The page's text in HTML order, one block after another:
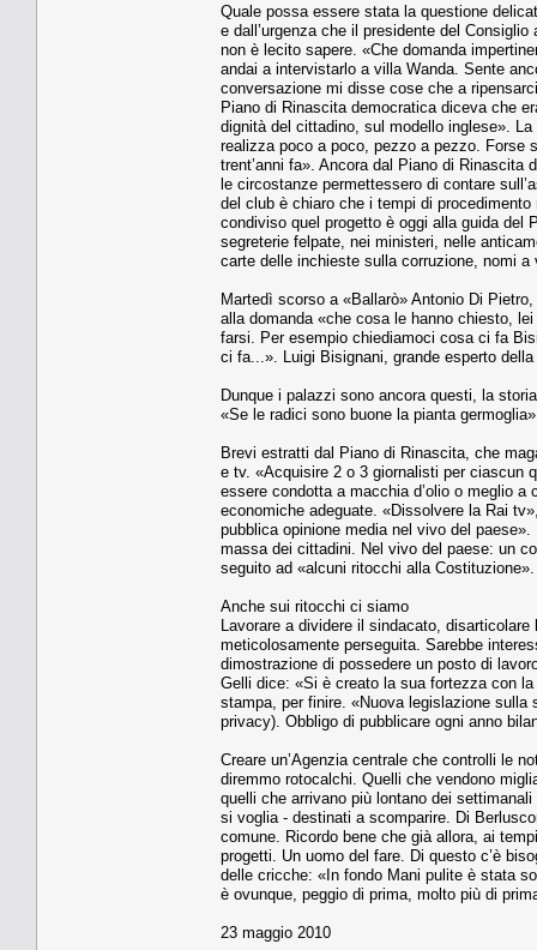
Quale possa essere stata la questione
e dall’urgenza che il presidente del
non è lecito sapere. «Che domanda
andai a intervistarlo a villa Wanda. Sente
conversazione mi disse cose che a
Piano di Rinascita democratica diceva che
dignità del cittadino, sul modello inglese».
realizza poco a poco, pezzo a pezzo. Forse
trent’anni fa». Ancora dal Piano di
le circostanze permettessero di contare
del club è chiaro che i tempi di
condiviso quel progetto è oggi alla guida del
segreterie felpate, nei ministeri, nelle
carte delle inchieste sulla corruzione, nomi
Martedì scorso a «Ballarò» Antonio Di
alla domanda «che cosa le hanno chiesto,
farsi. Per esempio chiediamoci cosa ci fa
ci fa...». Luigi Bisignani, grande esperto
Dunque i palazzi sono ancora questi, la
«Se le radici sono buone la pianta
Brevi estratti dal Piano di Rinascita, che
e tv. «Acquisire 2 o 3 giornalisti per ciascun
essere condotta a macchia d’olio o meglio
economiche adeguate. «Dissolvere la Rai
pubblica opinione media nel vivo del
massa dei cittadini. Nel vivo del paese: un
seguito ad «alcuni ritocchi alla Costituzione».
Anche sui ritocchi ci siamo
Lavorare a dividere il sindacato,
meticolosamente perseguita. Sarebbe
dimostrazione di possedere un posto di
Gelli dice: «Si è creato la sua fortezza con
stampa, per finire. «Nuova legislazione
privacy). Obbligo di pubblicare ogni anno
Creare un’Agenzia centrale che controlli le
diremmo rotocalchi. Quelli che vendono
quelli che arrivano più lontano dei
si voglia - destinati a scomparire. Di
comune. Ricordo bene che già allora, ai
progetti. Un uomo del fare. Di questo c’è
delle cricche: «In fondo Mani pulite è stata
è ovunque, peggio di prima, molto più di
23 maggio 2010